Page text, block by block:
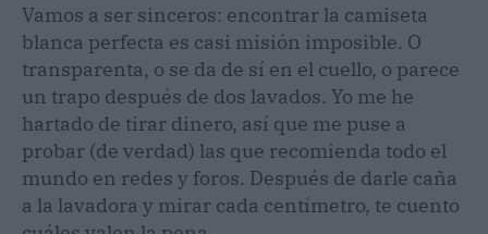
Vamos a ser sinceros: encontrar la camiseta
blanca perfecta es casi misión imposible. O
transparenta, o se da de sí en el cuello, o parece
un trapo después de dos lavados. Yo me he
hartado de tirar dinero, así que me puse a
probar (de verdad) las que recomienda todo el
mundo en redes y foros. Después de darle caña
a la lavadora y mirar cada centímetro, te cuento